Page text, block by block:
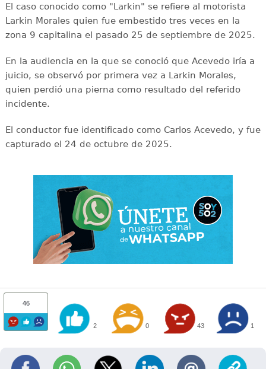
El caso conocido como "Larkin" se refiere al motorista
Larkin Morales quien fue embestido tres veces en la
zona 9 capitalina el pasado 25 de septiembre de 2025.
En la audiencia en la que se conoció que Acevedo iría a
juicio, se observó por primera vez a Larkin Morales,
quien perdió una pierna como resultado del referido
incidente.
El conductor fue identificado como Carlos Acevedo, y fue
capturado el 24 de octubre de 2025.
46
2 0 43 1